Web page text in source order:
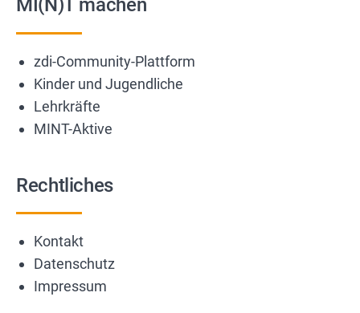
MI(N)T machen
zdi-Community-Plattform
Kinder und Jugendliche
Lehrkräfte
MINT-Aktive
Rechtliches
Kontakt
Datenschutz
Impressum